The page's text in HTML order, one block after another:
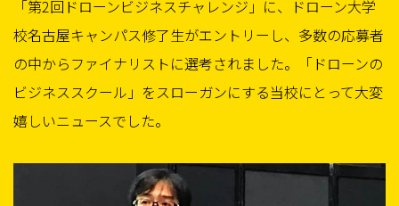
「第2回ドローンビジネスチャレンジ」に、ドローン大学
校名古屋キャンパス修了生がエントリーし、多数の応募者
の中からファイナリストに選考されました。「ドローンの
ビジネススクール」をスローガンにする当校にとって大変
嬉しいニュースでした。